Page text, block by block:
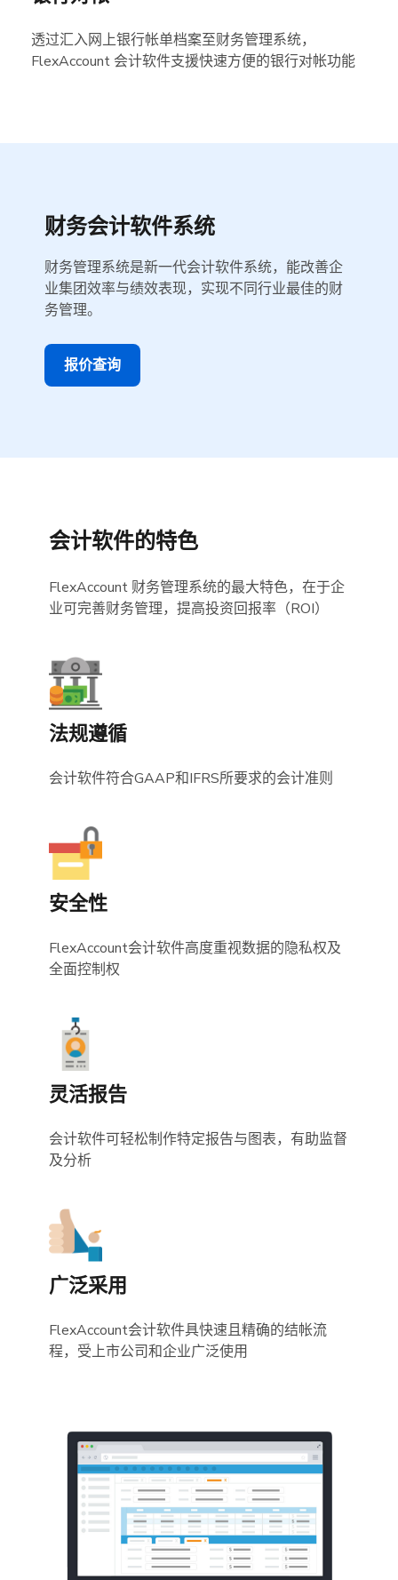
透过汇入网上银行帐单档案至财务管理系统，
FlexAccount 会计软件支援快速方便的银行对帐功能
财务会计软件系统
财务管理系统是新一代会计软件系统，能改善企
业集团效率与绩效表现，实现不同行业最佳的财
务管理。
报价查询
会计软件的特色
FlexAccount 财务管理系统的最大特色，在于企
业可完善财务管理，提高投资回报率（ROI）
法规遵循
会计软件符合GAAP和IFRS所要求的会计准则
安全性
FlexAccount会计软件高度重视数据的隐私权及
全面控制权
灵活报告
会计软件可轻松制作特定报告与图表，有助监督
及分析
广泛采用
FlexAccount会计软件具快速且精确的结帐流
程，受上市公司和企业广泛使用